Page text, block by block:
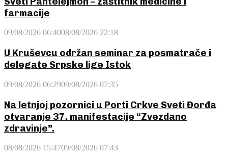
farmacije
09/08/2026 06:4008/08/2026 22:18
U Kruševcu održan seminar za posmatrače i
delegate Srpske lige Istok
09/08/2026 06:2909/08/2026 07:35
Na letnjoj pozornici u Porti Crkve Sveti Đorđa
otvaranje 37. manifestacije “Zvezdano
zdravinje”.
08/08/2026 15:4709/08/2026 07:43